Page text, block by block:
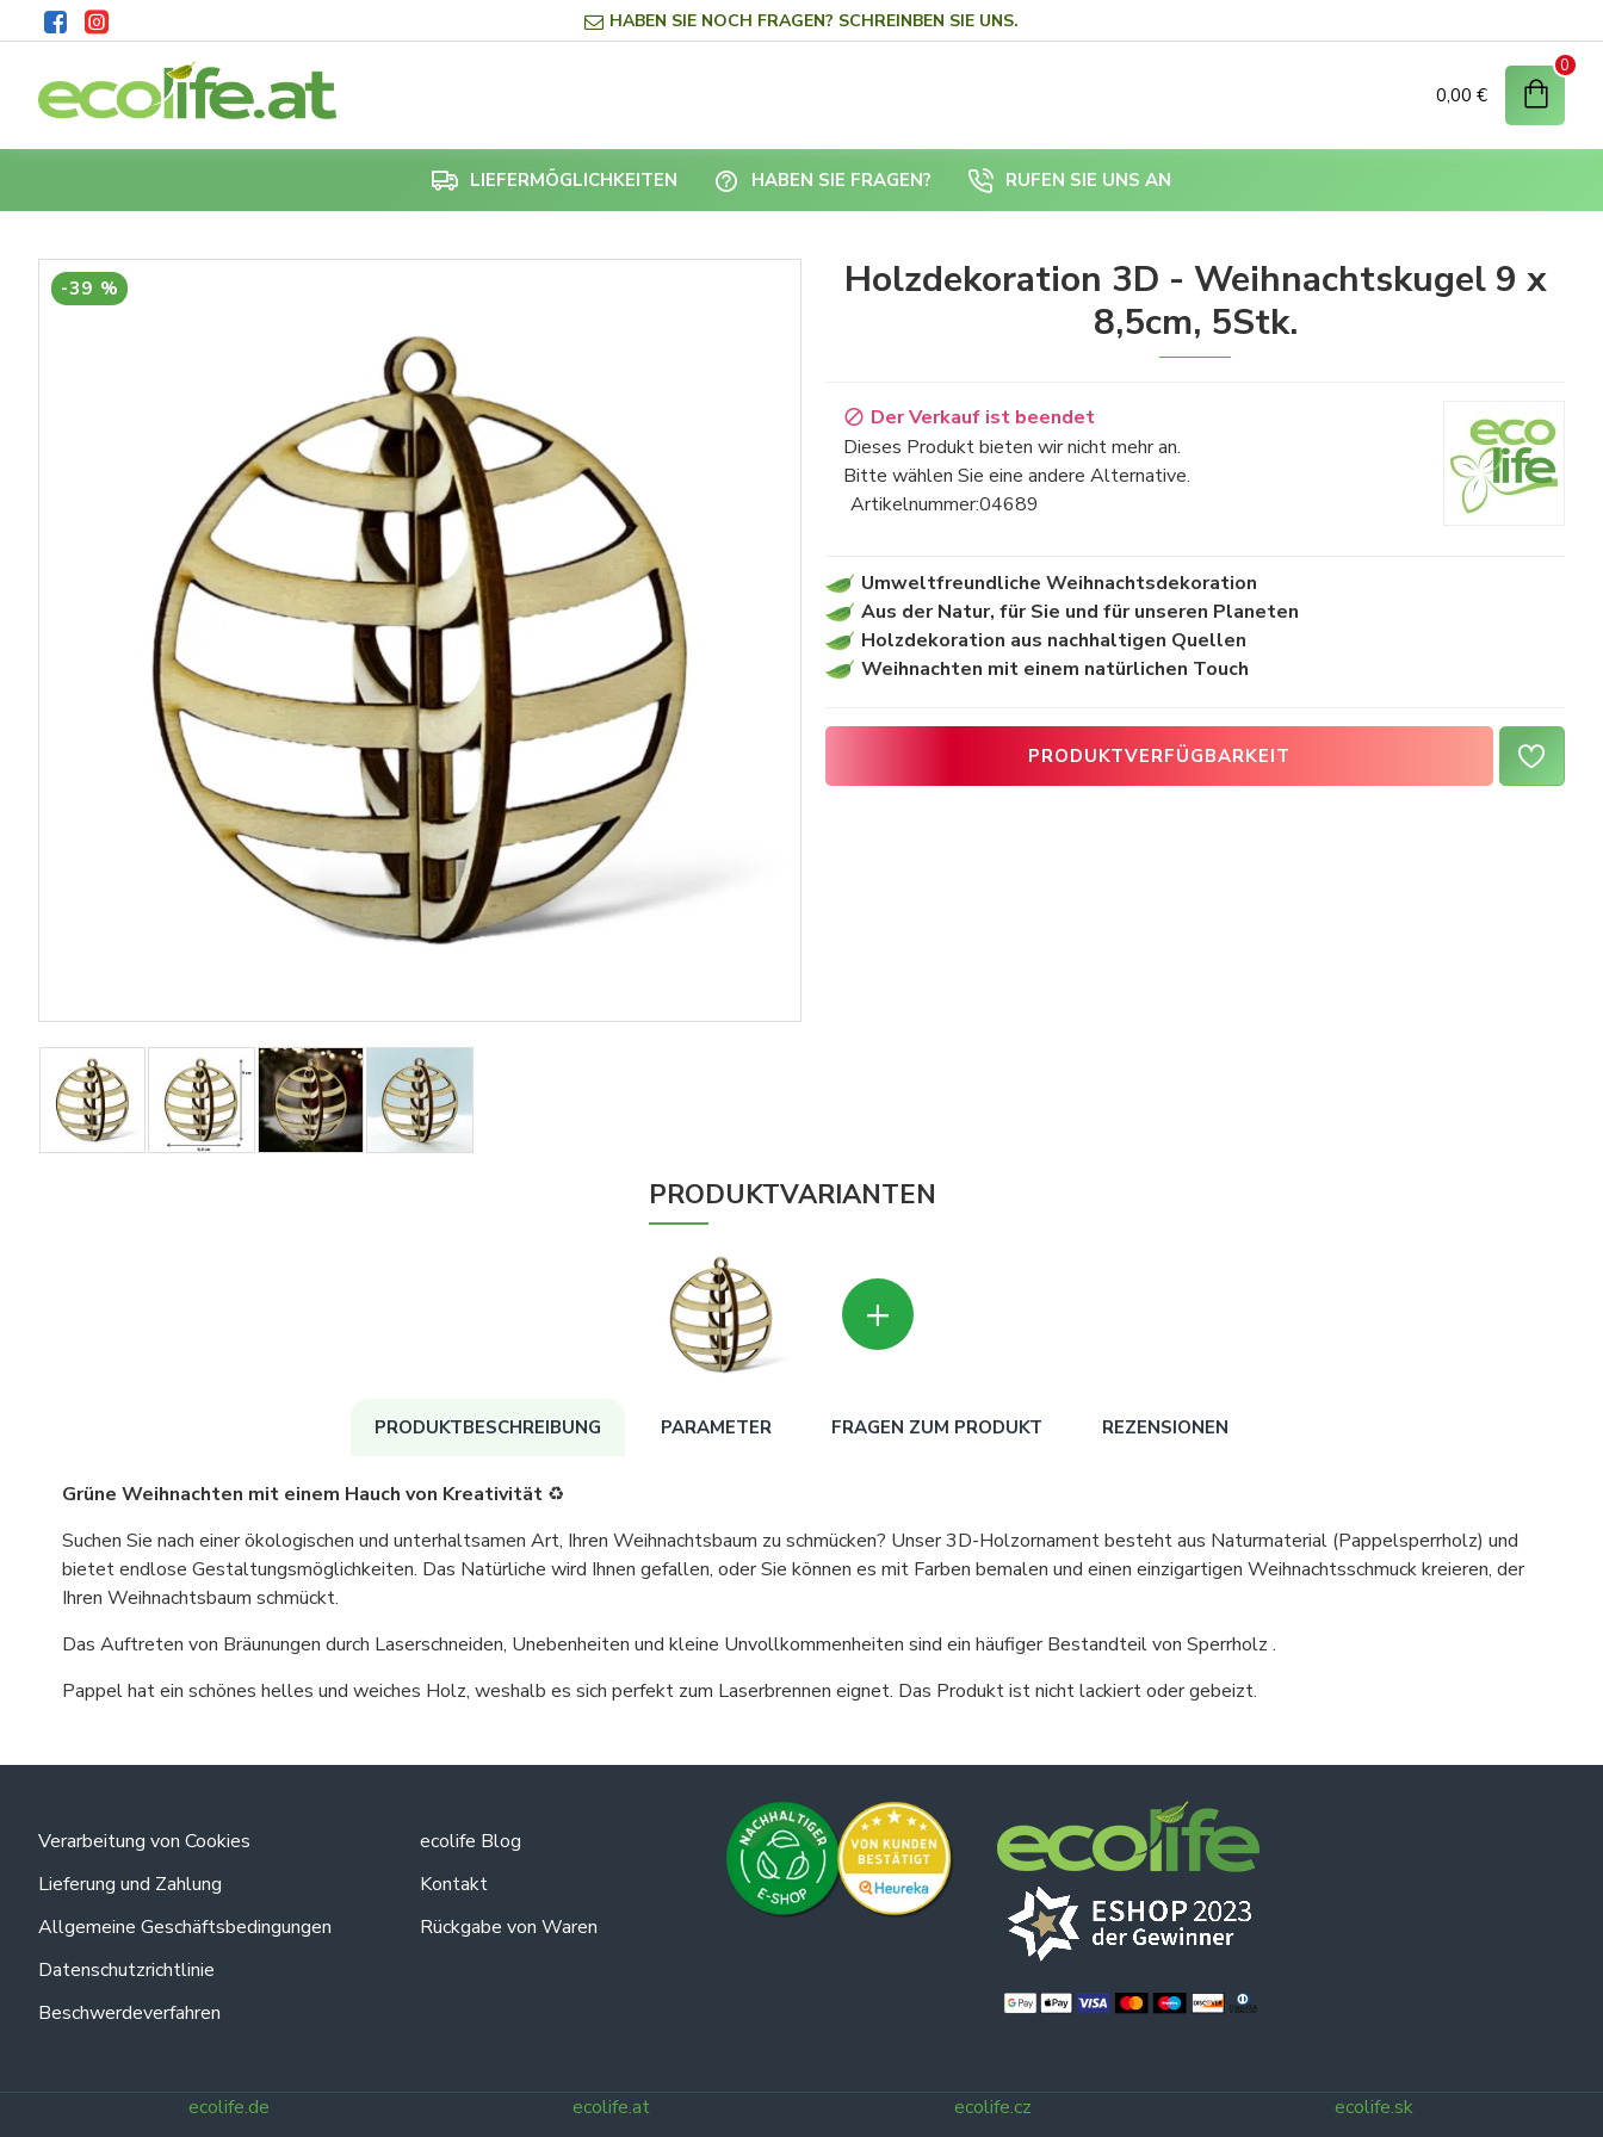
HABEN SIE NOCH FRAGEN? SCHREINBEN SIE UNS.
0,00 €
0
LIEFERMÖGLICHKEITEN HABEN SIE FRAGEN? RUFEN SIE UNS AN
-39 %
Holzdekoration 3D - Weihnachtskugel 9 x
8,5cm, 5Stk.
Der Verkauf ist beendet
Dieses Produkt bieten wir nicht mehr an.
Bitte wählen Sie eine andere Alternative.
Artikelnummer:04689
Umweltfreundliche Weihnachtsdekoration
Aus der Natur, für Sie und für unseren Planeten
Holzdekoration aus nachhaltigen Quellen
Weihnachten mit einem natürlichen Touch
PRODUKTVERFÜGBARKEIT
PRODUKTVARIANTEN
+
PRODUKTBESCHREIBUNG PARAMETER FRAGEN ZUM PRODUKT REZENSIONEN
Grüne Weihnachten mit einem Hauch von Kreativität ♻️
Suchen Sie nach einer ökologischen und unterhaltsamen Art, Ihren Weihnachtsbaum zu schmücken? Unser 3D-Holzornament besteht aus Naturmaterial (Pappelsperrholz) und
bietet endlose Gestaltungsmöglichkeiten. Das Natürliche wird Ihnen gefallen, oder Sie können es mit Farben bemalen und einen einzigartigen Weihnachtsschmuck kreieren, der
Ihren Weihnachtsbaum schmückt.
Das Auftreten von Bräunungen durch Laserschneiden, Unebenheiten und kleine Unvollkommenheiten sind ein häufiger Bestandteil von Sperrholz .
Pappel hat ein schönes helles und weiches Holz, weshalb es sich perfekt zum Laserbrennen eignet. Das Produkt ist nicht lackiert oder gebeizt.
Verarbeitung von Cookies
Lieferung und Zahlung
Allgemeine Geschäftsbedingungen
Datenschutzrichtlinie
Beschwerdeverfahren
ecolife Blog
Kontakt
Rückgabe von Waren
ecolife.de ecolife.at ecolife.cz ecolife.sk